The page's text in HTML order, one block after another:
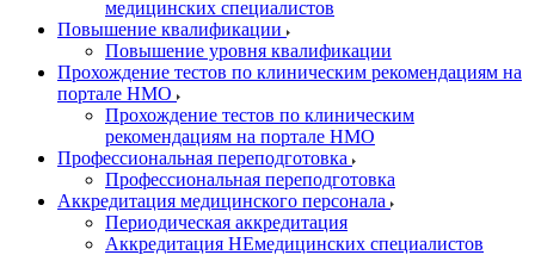
медицинских специалистов
Повышение квалификации
Повышение уровня квалификации
Прохождение тестов по клиническим рекомендациям на
портале НМО
Прохождение тестов по клиническим
рекомендациям на портале НМО
Профессиональная переподготовка
Профессиональная переподготовка
Аккредитация медицинского персонала
Периодическая аккредитация
Аккредитация НЕмедицинских специалистов